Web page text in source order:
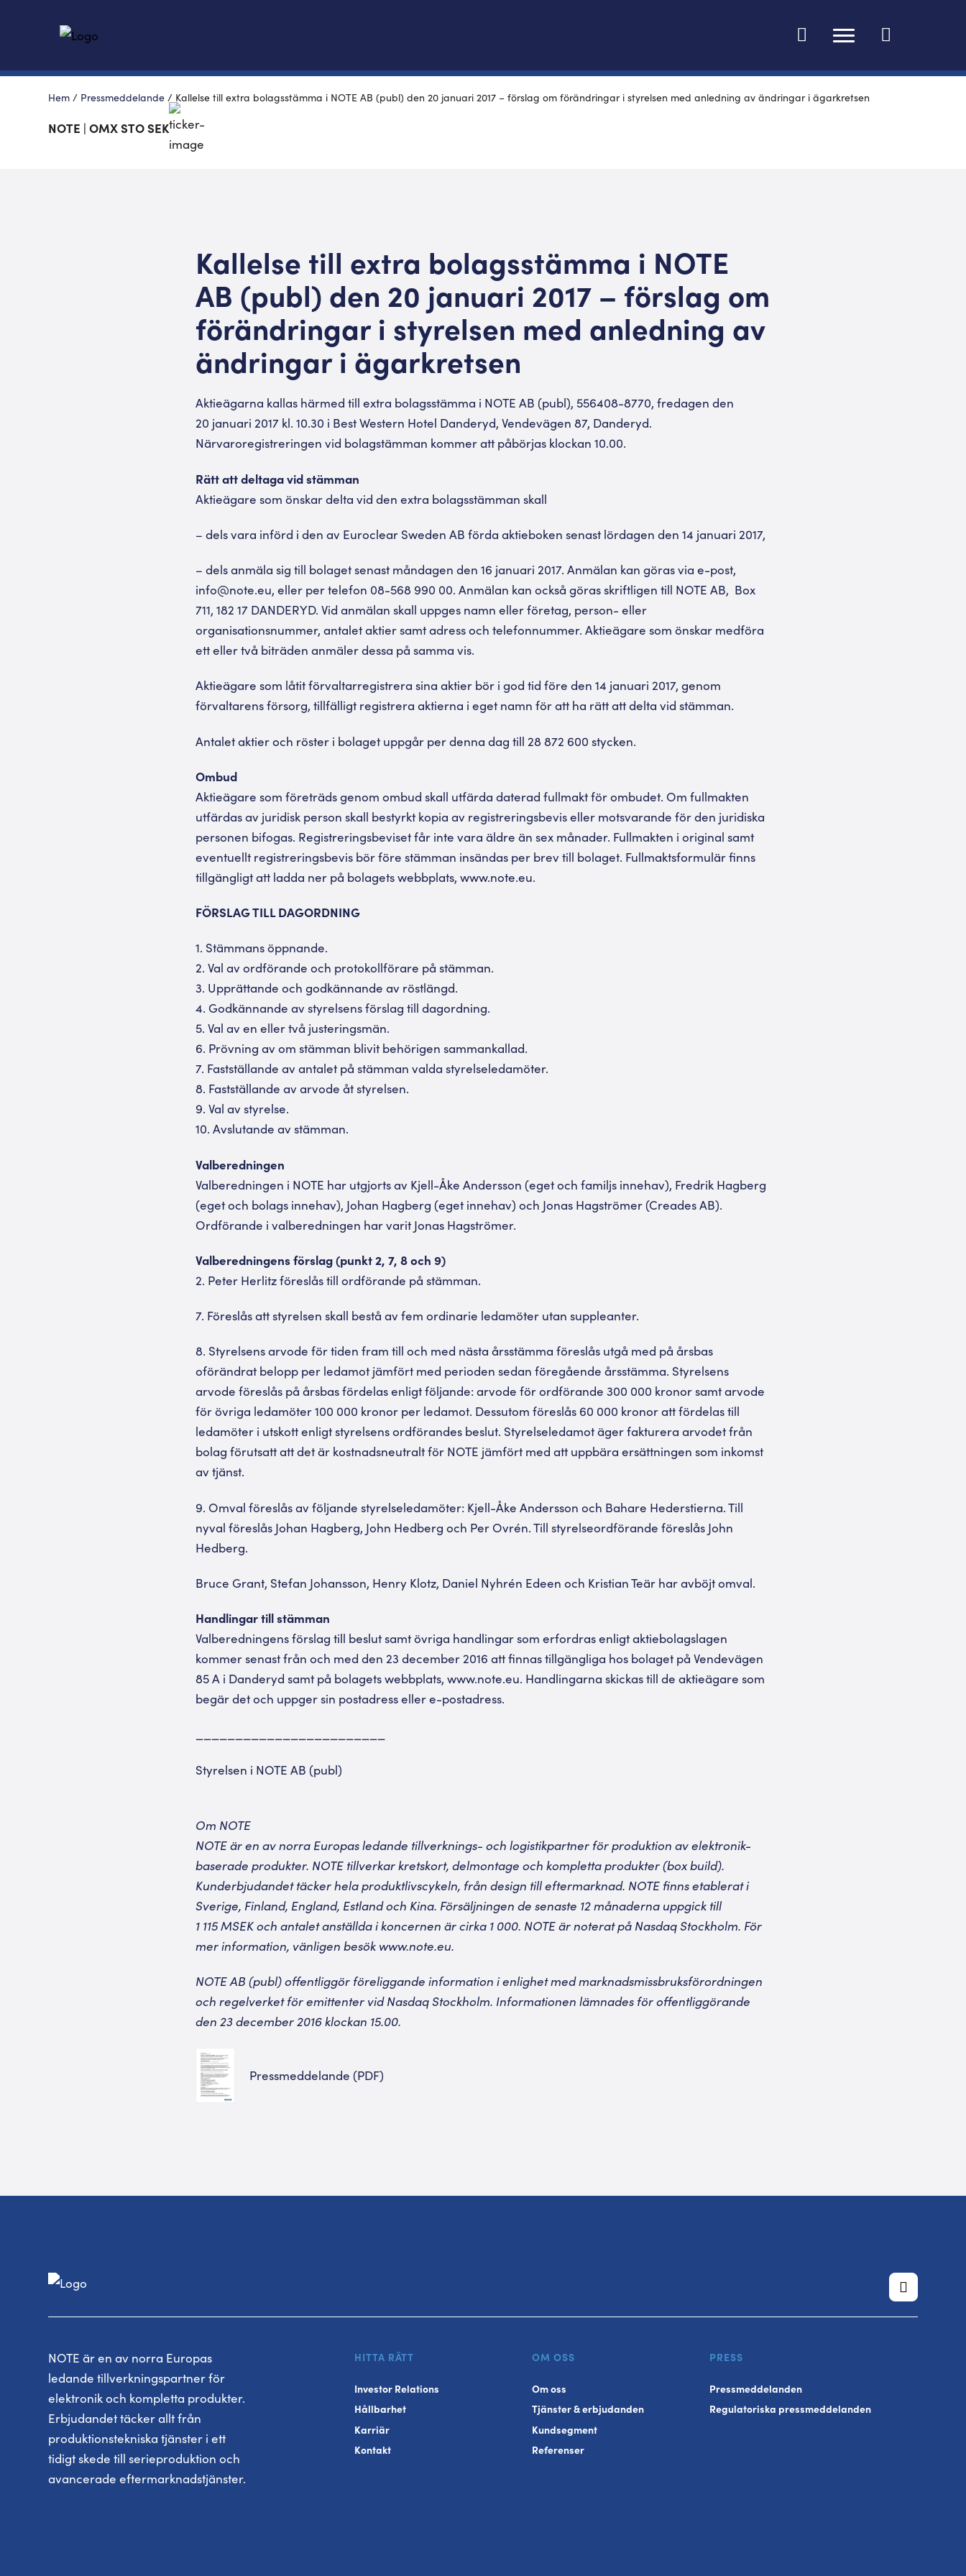
Ändra språk
Hem / Pressmeddelande / Kallelse till extra bolagsstämma i NOTE AB (publ) den 20 januari 2017 – förslag om förändringar i styrelsen med anledning av ändringar i ägarkretsen
NOTE | OMX STO SEK
Kallelse till extra bolagsstämma i NOTE
AB (publ) den 20 januari 2017 – förslag om
förändringar i styrelsen med anledning av
ändringar i ägarkretsen
Aktieägarna kallas härmed till extra bolagsstämma i NOTE AB (publ), 556408-8770, fredagen den
20 januari 2017 kl. 10.30 i Best Western Hotel Danderyd, Vendevägen 87, Danderyd.
Närvaroregistreringen vid bolagstämman kommer att påbörjas klockan 10.00.
Rätt att deltaga vid stämman
Aktieägare som önskar delta vid den extra bolagsstämman skall
– dels vara införd i den av Euroclear Sweden AB förda aktieboken senast lördagen den 14 januari 2017,
– dels anmäla sig till bolaget senast måndagen den 16 januari 2017. Anmälan kan göras via e-post,
info@note.eu, eller per telefon 08-568 990 00. Anmälan kan också göras skriftligen till NOTE AB, Box
711, 182 17 DANDERYD. Vid anmälan skall uppges namn eller företag, person- eller
organisationsnummer, antalet aktier samt adress och telefonnummer. Aktieägare som önskar medföra
ett eller två biträden anmäler dessa på samma vis.
Aktieägare som låtit förvaltarregistrera sina aktier bör i god tid före den 14 januari 2017, genom
förvaltarens försorg, tillfälligt registrera aktierna i eget namn för att ha rätt att delta vid stämman.
Antalet aktier och röster i bolaget uppgår per denna dag till 28 872 600 stycken.
Ombud
Aktieägare som företräds genom ombud skall utfärda daterad fullmakt för ombudet. Om fullmakten
utfärdas av juridisk person skall bestyrkt kopia av registreringsbevis eller motsvarande för den juridiska
personen bifogas. Registreringsbeviset får inte vara äldre än sex månader. Fullmakten i original samt
eventuellt registreringsbevis bör före stämman insändas per brev till bolaget. Fullmaktsformulär finns
tillgängligt att ladda ner på bolagets webbplats, www.note.eu.
FÖRSLAG TILL DAGORDNING
1. Stämmans öppnande.
2. Val av ordförande och protokollförare på stämman.
3. Upprättande och godkännande av röstlängd.
4. Godkännande av styrelsens förslag till dagordning.
5. Val av en eller två justeringsmän.
6. Prövning av om stämman blivit behörigen sammankallad.
7. Fastställande av antalet på stämman valda styrelseledamöter.
8. Fastställande av arvode åt styrelsen.
9. Val av styrelse.
10. Avslutande av stämman.
Valberedningen
Valberedningen i NOTE har utgjorts av Kjell-Åke Andersson (eget och familjs innehav), Fredrik Hagberg
(eget och bolags innehav), Johan Hagberg (eget innehav) och Jonas Hagströmer (Creades AB).
Ordförande i valberedningen har varit Jonas Hagströmer.
Valberedningens förslag (punkt 2, 7, 8 och 9)
2. Peter Herlitz föreslås till ordförande på stämman.
7. Föreslås att styrelsen skall bestå av fem ordinarie ledamöter utan suppleanter.
8. Styrelsens arvode för tiden fram till och med nästa årsstämma föreslås utgå med på årsbas
oförändrat belopp per ledamot jämfört med perioden sedan föregående årsstämma. Styrelsens
arvode föreslås på årsbas fördelas enligt följande: arvode för ordförande 300 000 kronor samt arvode
för övriga ledamöter 100 000 kronor per ledamot. Dessutom föreslås 60 000 kronor att fördelas till
ledamöter i utskott enligt styrelsens ordförandes beslut. Styrelseledamot äger fakturera arvodet från
bolag förutsatt att det är kostnadsneutralt för NOTE jämfört med att uppbära ersättningen som inkomst
av tjänst.
9. Omval föreslås av följande styrelseledamöter: Kjell-Åke Andersson och Bahare Hederstierna. Till
nyval föreslås Johan Hagberg, John Hedberg och Per Ovrén. Till styrelseordförande föreslås John
Hedberg.
Bruce Grant, Stefan Johansson, Henry Klotz, Daniel Nyhrén Edeen och Kristian Teär har avböjt omval.
Handlingar till stämman
Valberedningens förslag till beslut samt övriga handlingar som erfordras enligt aktiebolagslagen
kommer senast från och med den 23 december 2016 att finnas tillgängliga hos bolaget på Vendevägen
85 A i Danderyd samt på bolagets webbplats, www.note.eu. Handlingarna skickas till de aktieägare som
begär det och uppger sin postadress eller e-postadress.
Styrelsen i NOTE AB (publ)
Om NOTE
NOTE är en av norra Europas ledande tillverknings- och logistikpartner för produktion av elektronik-
baserade produkter. NOTE tillverkar kretskort, delmontage och kompletta produkter (box build).
Kunderbjudandet täcker hela produktlivscykeln, från design till eftermarknad. NOTE finns etablerat i
Sverige, Finland, England, Estland och Kina. Försäljningen de senaste 12 månaderna uppgick till
1 115 MSEK och antalet anställda i koncernen är cirka 1 000. NOTE är noterat på Nasdaq Stockholm. För
mer information, vänligen besök www.note.eu.
NOTE AB (publ)offentliggör föreliggande information i enlighet med marknadsmissbruksförordningen
och regelverket för emittenter vid Nasdaq Stockholm. Informationen lämnades för offentliggörande
den 23 december 2016 klockan 15.00.
Pressmeddelande (PDF)
NOTE är en av norra Europas
ledande tillverkningspartner för
elektronik och kompletta produkter.
Erbjudandet täcker allt från
produktionstekniska tjänster i ett
tidigt skede till serieproduktion och
avancerade eftermarknadstjänster.
HITTA RÄTT
Investor Relations
Hållbarhet
Karriär
Kontakt
OM OSS
Om oss
Tjänster & erbjudanden
Kundsegment
Referenser
PRESS
Pressmeddelanden
Regulatoriska pressmeddelanden